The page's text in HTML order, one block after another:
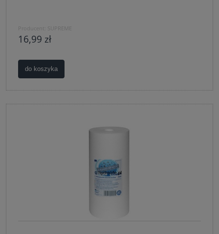
Producent: SUPREME
16,99 zł
do koszyka